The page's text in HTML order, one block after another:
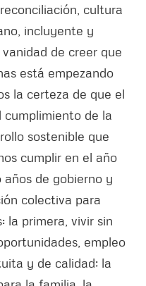
cultura
incluyente y
de creer que
está empezando
la certeza de que el
cumplimiento de la
sostenible que
cumplir en el año
de gobierno y
colectiva para
la primera, vivir sin
empleo
y de calidad; la